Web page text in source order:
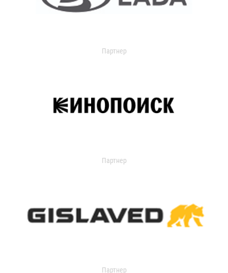
Партнер
Партнер
Партнер